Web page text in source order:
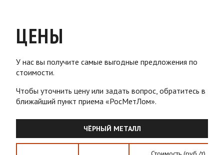
ЦЕНЫ
У нас вы получите самые выгодные предложения по
стоимости.
Чтобы уточнить цену или задать вопрос, обратитесь в
ближайший пункт приема «РосМетЛом».
ЧЁРНЫЙ МЕТАЛЛ